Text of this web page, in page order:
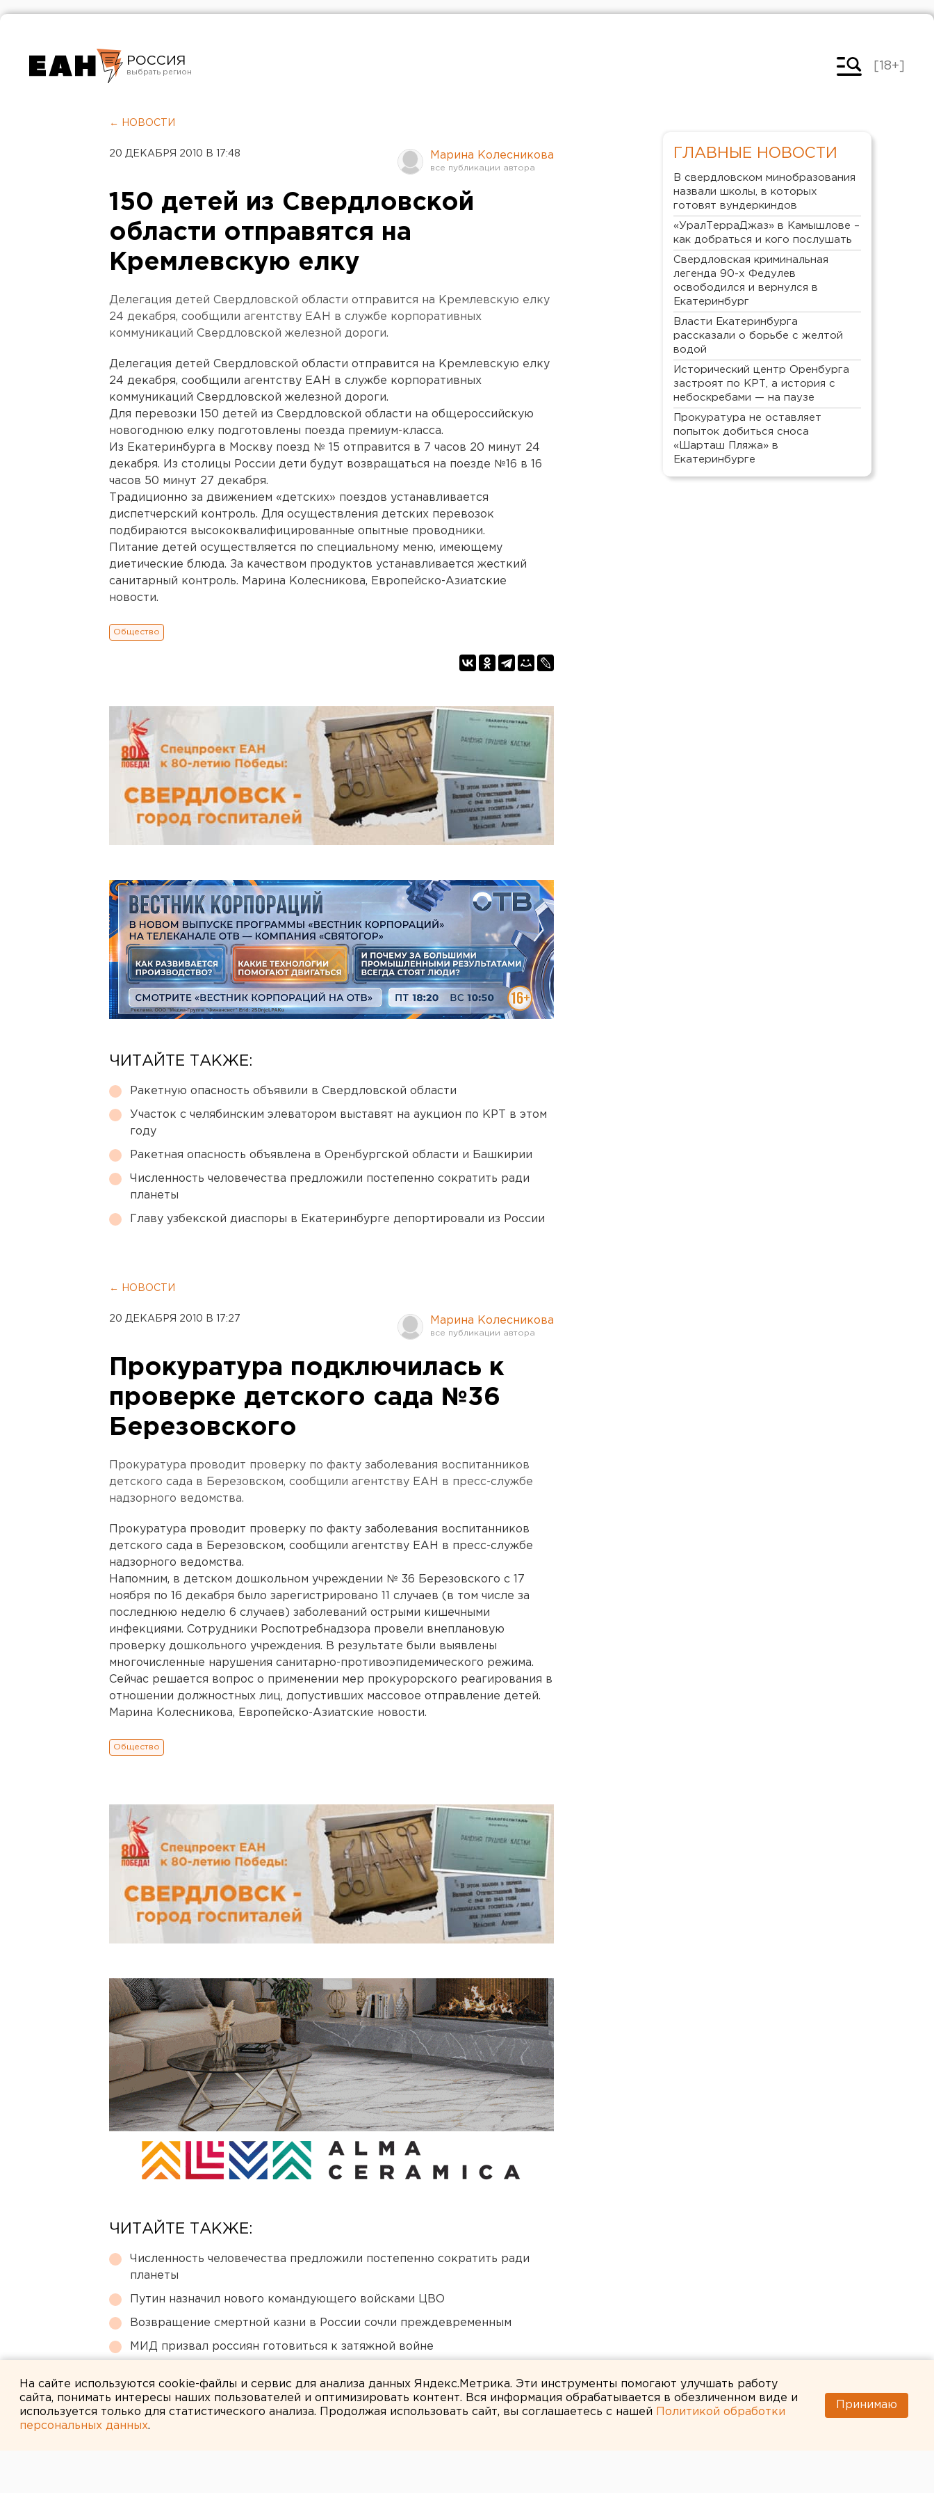
РОССИЯ
Челябинск
[18+]
← НОВОСТИ
20 ДЕКАБРЯ 2010 В 17:48 Марина Колесникова
150 детей из Свердловской
области отправятся на
Кремлевскую елку
Делегация детей Свердловской области отправится на Кремлевскую елку
24 декабря, сообщили агентству ЕАН в службе корпоративных
коммуникаций Свердловской железной дороги.
Делегация детей Свердловской области отправится на Кремлевскую елку
24 декабря, сообщили агентству ЕАН в службе корпоративных
коммуникаций Свердловской железной дороги.
Для перевозки 150 детей из Свердловской области на общероссийскую
новогоднюю елку подготовлены поезда премиум-класса.
Из Екатеринбурга в Москву поезд № 15 отправится в 7 часов 20 минут 24
декабря. Из столицы России дети будут возвращаться на поезде №16 в 16
часов 50 минут 27 декабря.
Традиционно за движением «детских» поездов устанавливается
диспетчерский контроль. Для осуществления детских перевозок
подбираются высококвалифицированные опытные проводники.
Питание детей осуществляется по специальному меню, имеющему
диетические блюда. За качеством продуктов устанавливается жесткий
санитарный контроль. Марина Колесникова, Европейско-Азиатские
новости.
Общество
ЧИТАЙТЕ ТАКЖЕ:
Ракетную опасность объявили в Свердловской области
Участок с челябинским элеватором выставят на аукцион по КРТ в этом
году
Ракетная опасность объявлена в Оренбургской области и Башкирии
Численность человечества предложили постепенно сократить ради
планеты
Главу узбекской диаспоры в Екатеринбурге депортировали из России
← НОВОСТИ
20 ДЕКАБРЯ 2010 В 17:27 Марина Колесникова
Прокуратура подключилась к
проверке детского сада №36
Березовского
Прокуратура проводит проверку по факту заболевания воспитанников
детского сада в Березовском, сообщили агентству ЕАН в пресс-службе
надзорного ведомства.
Прокуратура проводит проверку по факту заболевания воспитанников
детского сада в Березовском, сообщили агентству ЕАН в пресс-службе
надзорного ведомства.
Напомним, в детском дошкольном учреждении № 36 Березовского с 17
ноября по 16 декабря было зарегистрировано 11 случаев (в том числе за
последнюю неделю 6 случаев) заболеваний острыми кишечными
инфекциями. Сотрудники Роспотребнадзора провели внеплановую
проверку дошкольного учреждения. В результате были выявлены
многочисленные нарушения санитарно-противоэпидемического режима.
Сейчас решается вопрос о применении мер прокурорского реагирования в
отношении должностных лиц, допустивших массовое отправление детей.
Марина Колесникова, Европейско-Азиатские новости.
Общество
ЧИТАЙТЕ ТАКЖЕ:
Численность человечества предложили постепенно сократить ради
планеты
Путин назначил нового командующего войсками ЦВО
Возвращение смертной казни в России сочли преждевременным
МИД призвал россиян готовиться к затяжной войне
ГЛАВНЫЕ НОВОСТИ
В свердловском минобразования
назвали школы, в которых
готовят вундеркиндов
«УралТерраДжаз» в Камышлове –
как добраться и кого послушать
Свердловская криминальная
легенда 90-х Федулев
освободился и вернулся в
Екатеринбург
Власти Екатеринбурга
рассказали о борьбе с желтой
водой
Исторический центр Оренбурга
застроят по КРТ, а история с
небоскребами — на паузе
Прокуратура не оставляет
попыток добиться сноса
«Шарташ Пляжа» в
Екатеринбурге
На сайте используются cookie-файлы и сервис для анализа данных Яндекс.Метрика. Эти инструменты помогают улучшать работу
сайта, понимать интересы наших пользователей и оптимизировать контент. Вся информация обрабатывается в обезличенном виде и
используется только для статистического анализа. Продолжая использовать сайт, вы соглашаетесь с нашей
Политикой обработки
персональных данных.
Принимаю